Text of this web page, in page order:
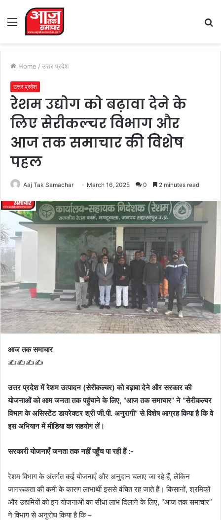
Menu
Home / उत्तर प्रदेश
उत्तर प्रदेश
रेशम उद्योग को बढ़ावा देने के
लिए सेरीकल्चर विभाग और
आज तक समाचार की विशेष
पहल
Aaj Tak Samachar March 16, 2025 0 2 minutes read
आज तक समाचार
✍️✍️✍️✍
उत्तर प्रदेश में रेशम उत्पादन (सेरीकल्चर) को बढ़ावा देने और सरकार की
योजनाओं को आम जनता तक पहुंचाने के लिए, “आज तक समाचार” ने “सेरीकल्चर
विभाग के असिस्टेंट डायरेक्टर श्री जी.पी. अनुरागी” से विशेष आग्रह किया है कि वे
इस अभियान में मीडिया का सहयोग लें।
सरकारी योजनाएँ जनता तक नहीं पहुँच पा रही हैं :-
रेशम विभाग के अंतर्गत कई योजनाएँ और अनुदान चलाए जा रहे हैं, लेकिन
जागरूकता की कमी के कारण लाभार्थी इससे वंचित रह जाते हैं। किसानों, श्रमिकों
और उद्यमियों को इन योजनाओं का सीधा लाभ दिलाने के लिए, “आज तक समाचार”
ने विभाग से अनुरोध किया है कि –